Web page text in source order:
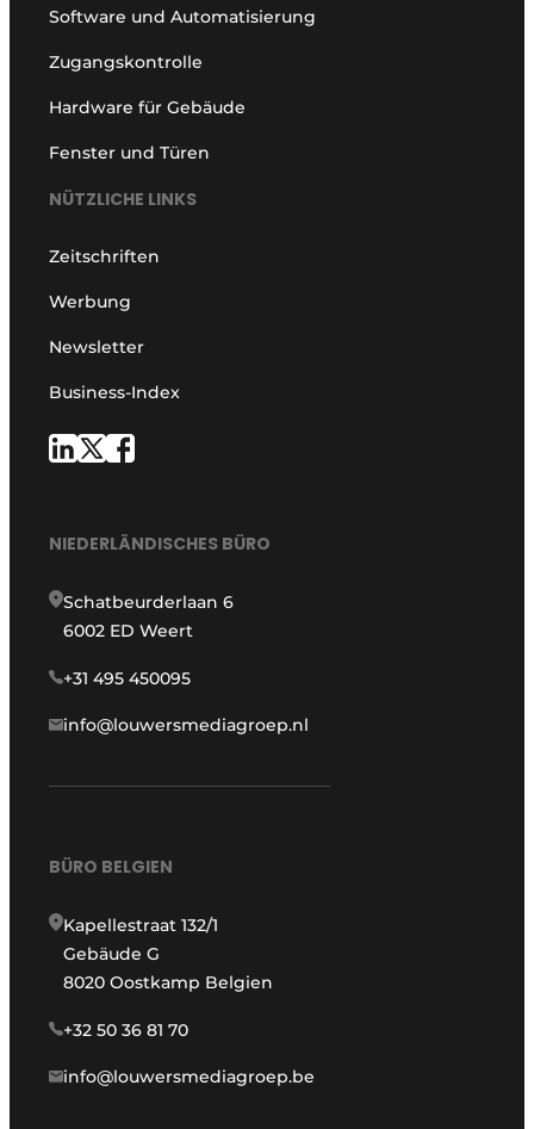
Software und Automatisierung
Zugangskontrolle
Hardware für Gebäude
Fenster und Türen
NÜTZLICHE LINKS
Zeitschriften
Werbung
Newsletter
Business-Index
NIEDERLÄNDISCHES BÜRO
Schatbeurderlaan 6
6002 ED Weert
+31 495 450095
info@louwersmediagroep.nl
BÜRO BELGIEN
Kapellestraat 132/1
Gebäude G
8020 Oostkamp Belgien
+32 50 36 81 70
info@louwersmediagroep.be